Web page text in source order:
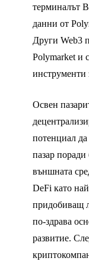
терминалът
данни от
Други Web3
Polymarket и
инструменти
Освен
потенциал
пазар
външната
DeFi като
придобиващ
по-здрава
развитие.